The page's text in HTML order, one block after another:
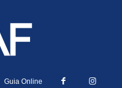
Guia Online